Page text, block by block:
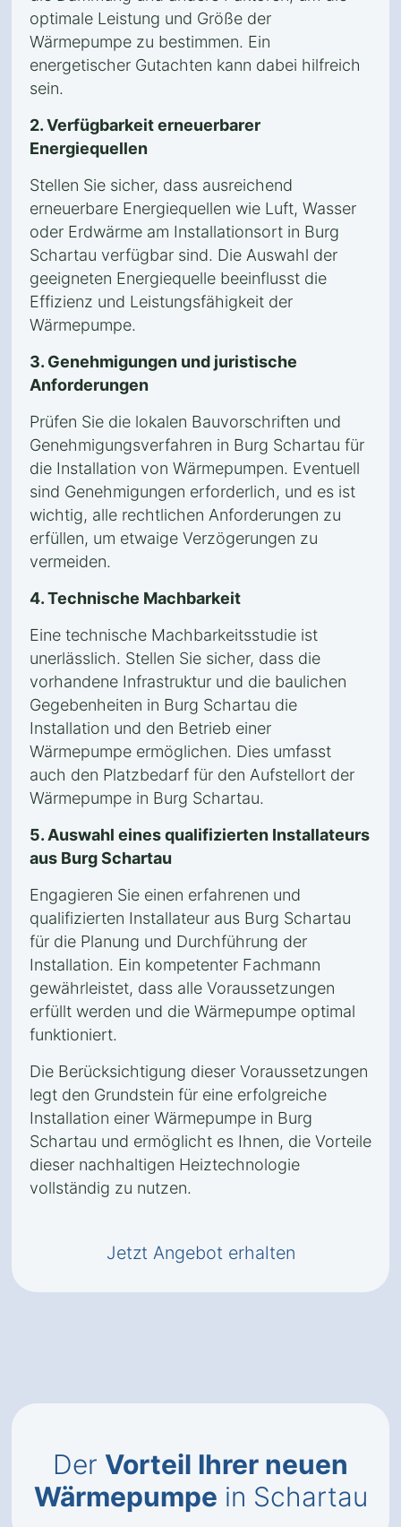
optimale Leistung und Größe der
Wärmepumpe zu bestimmen. Ein
energetischer Gutachten kann dabei hilfreich
sein.
2. Verfügbarkeit erneuerbarer
Energiequellen
Stellen Sie sicher, dass ausreichend
erneuerbare Energiequellen wie Luft, Wasser
oder Erdwärme am Installationsort in Burg
Schartau verfügbar sind. Die Auswahl der
geeigneten Energiequelle beeinflusst die
Effizienz und Leistungsfähigkeit der
Wärmepumpe.
3. Genehmigungen und juristische
Anforderungen
Prüfen Sie die lokalen Bauvorschriften und
Genehmigungsverfahren in Burg Schartau für
die Installation von Wärmepumpen. Eventuell
sind Genehmigungen erforderlich, und es ist
wichtig, alle rechtlichen Anforderungen zu
erfüllen, um etwaige Verzögerungen zu
vermeiden.
4. Technische Machbarkeit
Eine technische Machbarkeitsstudie ist
unerlässlich. Stellen Sie sicher, dass die
vorhandene Infrastruktur und die baulichen
Gegebenheiten in Burg Schartau die
Installation und den Betrieb einer
Wärmepumpe ermöglichen. Dies umfasst
auch den Platzbedarf für den Aufstellort der
Wärmepumpe in Burg Schartau.
5. Auswahl eines qualifizierten Installateurs
aus Burg Schartau
Engagieren Sie einen erfahrenen und
qualifizierten Installateur aus Burg Schartau
für die Planung und Durchführung der
Installation. Ein kompetenter Fachmann
gewährleistet, dass alle Voraussetzungen
erfüllt werden und die Wärmepumpe optimal
funktioniert.
Die Berücksichtigung dieser Voraussetzungen
legt den Grundstein für eine erfolgreiche
Installation einer Wärmepumpe in Burg
Schartau und ermöglicht es Ihnen, die Vorteile
dieser nachhaltigen Heiztechnologie
vollständig zu nutzen.
Jetzt Angebot erhalten
Der Vorteil Ihrer neuen
Wärmepumpe in Schartau